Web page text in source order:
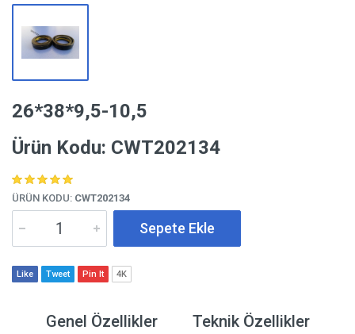
26*38*9,5-10,5
Ürün Kodu: CWT202134
ÜRÜN KODU: CWT202134
Sepete Ekle
Like Tweet Pin It 4K
Genel Özellikler Teknik Özellikler